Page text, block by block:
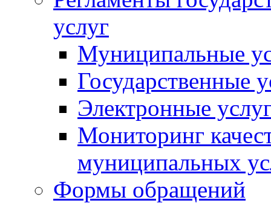
услуг
Муниципальные
Государственные
Электронные
Мониторинг
муниципальных
Формы обращений